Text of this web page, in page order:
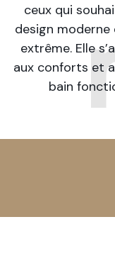
ceux qui
design
extrême. Elle
aux conforts et
bain